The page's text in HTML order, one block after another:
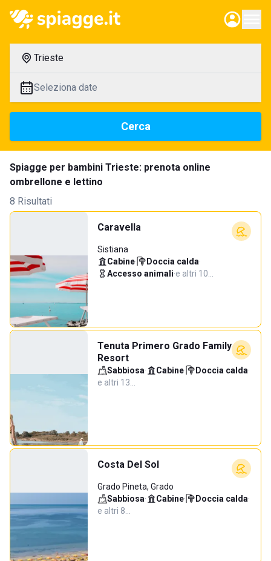
Trieste
Seleziona date
Cerca
Spiagge per bambini Trieste: prenota online
ombrellone e lettino
8 Risultati
Caravella
Sistiana
Cabine· Doccia calda·
Accesso animali·e altri 10…
Tenuta Primero Grado Family
Resort
Sabbiosa· Cabine· Doccia calda·
e altri 13…
Costa Del Sol
Grado Pineta, Grado
Sabbiosa· Cabine· Doccia calda·
e altri 8…